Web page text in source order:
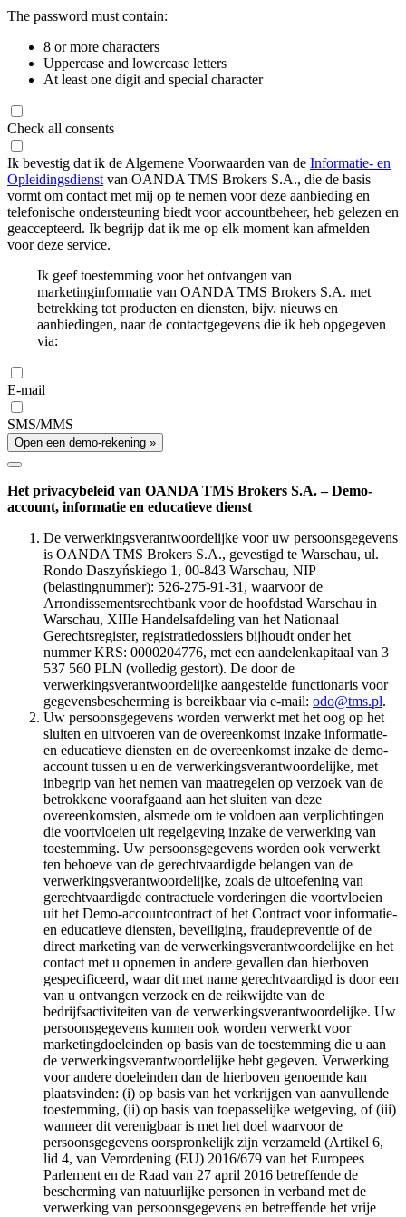
The password must contain:
8 or more characters
Uppercase and lowercase letters
At least one digit and special character
Check all consents
Ik bevestig dat ik de Algemene Voorwaarden van de Informatie- en
Opleidingsdienst van OANDA TMS Brokers S.A., die de basis
vormt om contact met mij op te nemen voor deze aanbieding en
telefonische ondersteuning biedt voor accountbeheer, heb gelezen en
geaccepteerd. Ik begrijp dat ik me op elk moment kan afmelden
voor deze service.
Ik geef toestemming voor het ontvangen van
marketinginformatie van OANDA TMS Brokers S.A. met
betrekking tot producten en diensten, bijv. nieuws en
aanbiedingen, naar de contactgegevens die ik heb opgegeven
via:
E-mail
SMS/MMS
Open een demo-rekening »
Het privacybeleid van OANDA TMS Brokers S.A. – Demo-
account, informatie en educatieve dienst
De verwerkingsverantwoordelijke voor uw persoonsgegevens
is OANDA TMS Brokers S.A., gevestigd te Warschau, ul.
Rondo Daszyńskiego 1, 00-843 Warschau, NIP
(belastingnummer): 526-275-91-31, waarvoor de
Arrondissementsrechtbank voor de hoofdstad Warschau in
Warschau, XIIIe Handelsafdeling van het Nationaal
Gerechtsregister, registratiedossiers bijhoudt onder het
nummer KRS: 0000204776, met een aandelenkapitaal van 3
537 560 PLN (volledig gestort). De door de
verwerkingsverantwoordelijke aangestelde functionaris voor
gegevensbescherming is bereikbaar via e-mail: odo@tms.pl.
Uw persoonsgegevens worden verwerkt met het oog op het
sluiten en uitvoeren van de overeenkomst inzake informatie-
en educatieve diensten en de overeenkomst inzake de demo-
account tussen u en de verwerkingsverantwoordelijke, met
inbegrip van het nemen van maatregelen op verzoek van de
betrokkene voorafgaand aan het sluiten van deze
overeenkomsten, alsmede om te voldoen aan verplichtingen
die voortvloeien uit regelgeving inzake de verwerking van
toestemming. Uw persoonsgegevens worden ook verwerkt
ten behoeve van de gerechtvaardigde belangen van de
verwerkingsverantwoordelijke, zoals de uitoefening van
gerechtvaardigde contractuele vorderingen die voortvloeien
uit het Demo-accountcontract of het Contract voor informatie-
en educatieve diensten, beveiliging, fraudepreventie of de
direct marketing van de verwerkingsverantwoordelijke en het
contact met u opnemen in andere gevallen dan hierboven
gespecificeerd, waar dit met name gerechtvaardigd is door een
van u ontvangen verzoek en de reikwijdte van de
bedrijfsactiviteiten van de verwerkingsverantwoordelijke. Uw
persoonsgegevens kunnen ook worden verwerkt voor
marketingdoeleinden op basis van de toestemming die u aan
de verwerkingsverantwoordelijke hebt gegeven. Verwerking
voor andere doeleinden dan de hierboven genoemde kan
plaatsvinden: (i) op basis van het verkrijgen van aanvullende
toestemming, (ii) op basis van toepasselijke wetgeving, of (iii)
wanneer dit verenigbaar is met het doel waarvoor de
persoonsgegevens oorspronkelijk zijn verzameld (Artikel 6,
lid 4, van Verordening (EU) 2016/679 van het Europees
Parlement en de Raad van 27 april 2016 betreffende de
bescherming van natuurlijke personen in verband met de
verwerking van persoonsgegevens en betreffende het vrije